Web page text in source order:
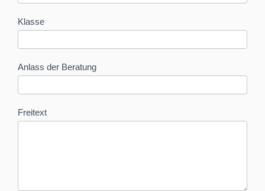
Klasse
Anlass der Beratung
Freitext